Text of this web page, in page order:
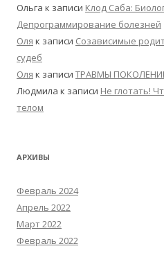
Ольга к записи Клод Саба:
Депрограммирование болезней
Оля к записи Созависимые
судеб
Оля к записи ТРАВМЫ
Людмила к записи Не глотать!
телом
АРХИВЫ
Февраль 2024
Апрель 2022
Март 2022
Февраль 2022